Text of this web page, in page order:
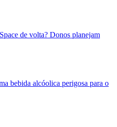
de volta? Donos planejam
bebida alcóolica perigosa para o